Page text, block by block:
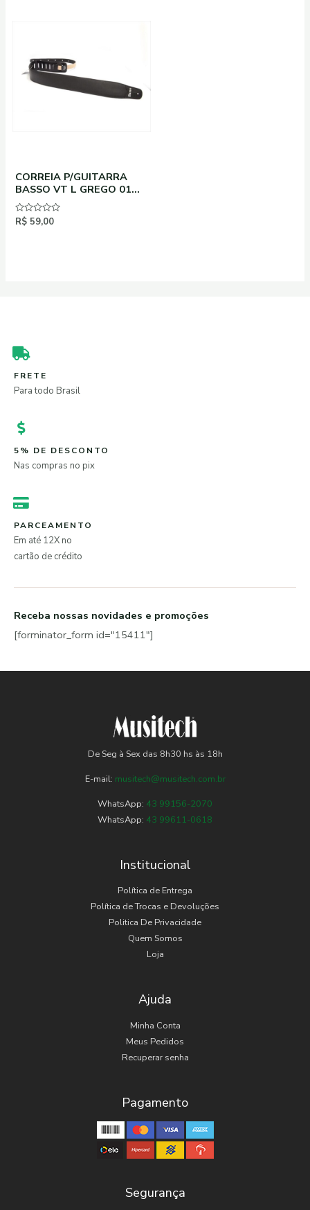
CORREIA P/GUITARRA
BASSO VT L GREGO 01
PRETO
Avaliação
R$ 59,00
FRETE
Para todo Brasil
5% DE DESCONTO
Nas compras no pix
PARCEAMENTO
Em até 12X no
cartão de crédito
Receba nossas novidades e promoções
[forminator_form id="15411"]
De Seg à Sex das 8h30 hs às 18h
E-mail: musitech@musitech.com.br
WhatsApp: 43 99156-2070
WhatsApp: 43 99611-0618
Institucional
Política de Entrega
Política de Trocas e Devoluções
Politica De Privacidade
Quem Somos
Loja
Ajuda
Minha Conta
Meus Pedidos
Recuperar senha
Pagamento
Segurança